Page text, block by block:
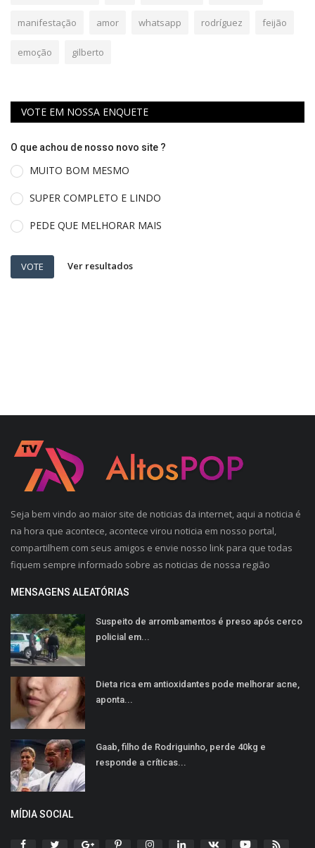
manifestação amor whatsapp rodríguez feijão
emoção gilberto
VOTE EM NOSSA ENQUETE
O que achou de nosso novo site ?
MUITO BOM MESMO
SUPER COMPLETO E LINDO
PEDE QUE MELHORAR MAIS
VOTE Ver resultados
Seja bem vindo ao maior site de noticias da internet, aqui a noticia é
na hora que acontece, acontece virou noticia em nosso portal,
compartilhem com seus amigos e envie nosso link para que todas
fiquem sempre informado sobre as noticias de nossa região
MENSAGENS ALEATÓRIAS
Suspeito de arrombamentos é preso após cerco
policial em...
Dieta rica em antioxidantes pode melhorar acne,
aponta...
Gaab, filho de Rodriguinho, perde 40kg e
responde a críticas...
MÍDIA SOCIAL